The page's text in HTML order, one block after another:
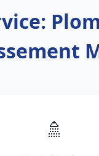
🚿